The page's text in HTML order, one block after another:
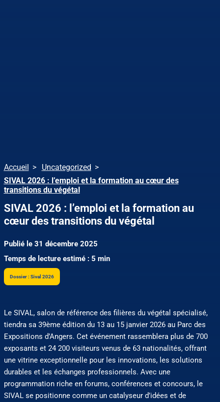
Accueil
Uncategorized
SIVAL 2026 : l’emploi et la formation au cœur des
transitions du végétal
SIVAL 2026 : l’emploi et la formation au
cœur des transitions du végétal
Publié le 31 décembre 2025
Temps de lecture estimé : 5 min
Dossier : Sival 2026
Le SIVAL, salon de référence des filières du végétal spécialisé,
tiendra sa 39ème édition du 13 au 15 janvier 2026 au Parc des
Expositions d’Angers. Cet événement rassemblera plus de 700
exposants et 24 200 visiteurs venus de 63 nationalités, offrant
une vitrine exceptionnelle pour les innovations, les solutions
durables et les échanges professionnels. Avec une
programmation riche en forums, conférences et concours, le
SIVAL se positionne comme un catalyseur d’idées et de